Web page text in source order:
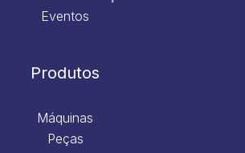
Eventos
Produtos
Máquinas
Peças